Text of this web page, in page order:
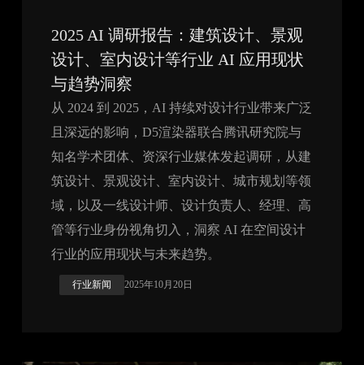
2025 AI 调研报告：建筑设计、景观
设计、室内设计等行业 AI 应用现状
与趋势洞察
从 2024 到 2025，AI 持续对设计行业带来广泛
且深远的影响，D5渲染器联合腾讯研究院与
知名学术团体、资深行业媒体发起调研，从建
筑设计、景观设计、室内设计、城市规划等领
域，以及一线设计师、设计负责人、经理、高
管等行业身份视角切入，洞察 AI 在空间设计
行业的应用现状与未来趋势。
行业新闻 2025年10月20日